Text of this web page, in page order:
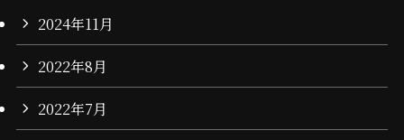
2024年11月
2022年8月
2022年7月